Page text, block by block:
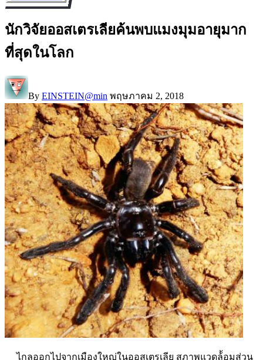
นักวิจัยออสเตรเลียค้นพบแมงมุมอายุมาก
ที่สุดในโลก
By EINSTEIN@min พฤษภาคม 2, 2018
ไกลออกไปจากเมืองใหญ่ในออสเตรเลีย สภาพแวดล้้อมส่วน